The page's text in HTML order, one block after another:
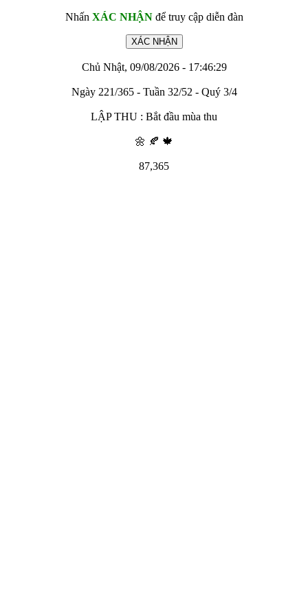
Nhấn XÁC NHẬNđể truy cập diễn đàn
Chủ Nhật, 09/08/2026 - 17:46:29
Ngày 221/365 - Tuần 32/52 - Quý 3/4
LẬP THU : Bắt đầu mùa thu
🌼 🍂 🍁
87,365